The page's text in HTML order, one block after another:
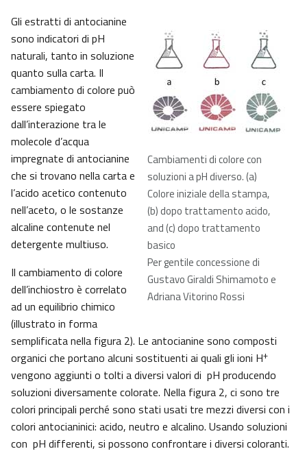
Cambiamenti di colore con
soluzioni a pH diverso. (a)
Colore iniziale della stampa,
(b) dopo trattamento acido,
and (c) dopo trattamento
basico
Per gentile concessione di
Gustavo Giraldi Shimamoto e
Adriana Vitorino Rossi
Gli estratti di antocianine
sono indicatori di pH
naturali, tanto in soluzione
quanto sulla carta. Il
cambiamento di colore può
essere spiegato
dall’interazione tra le
molecole d’acqua
impregnate di antocianine
che si trovano nella carta e
l’acido acetico contenuto
nell’aceto, o le sostanze
alcaline contenute nel
detergente multiuso.
Il cambiamento di colore
dell’inchiostro è correlato
ad un equilibrio chimico
(illustrato in forma
semplificata nella figura 2). Le antocianine sono composti
organici che portano alcuni sostituenti ai quali gli ioni H+
vengono aggiunti o tolti a diversi valori di pH producendo
soluzioni diversamente colorate. Nella figura 2, ci sono tre
colori principali perché sono stati usati tre mezzi diversi con i
colori antocianinici: acido, neutro e alcalino. Usando soluzioni
con pH differenti, si possono confrontare i diversi coloranti.